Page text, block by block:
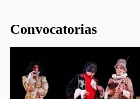
Convocatorias